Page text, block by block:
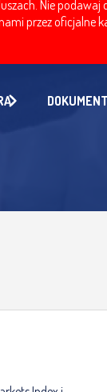
Nie podawaj
przez oficjalne